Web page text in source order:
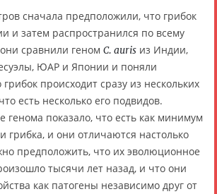
сначала предположили, что грибок
и затем распространился по всему
сравнили геном C. auris из Индии,
ЮАР и Японии и поняли
происходит сразу из нескольких
есть несколько его подвидов.
генома показало, что есть как минимум
грибка, и они отличаются настолько
предположить, что их эволюционное
тысячи лет назад, и что они
как патогены независимо друг от